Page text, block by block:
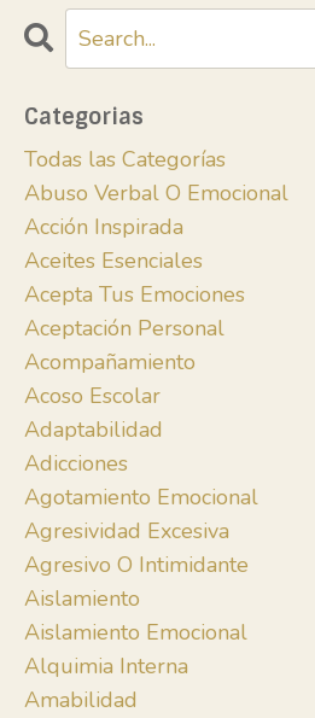
Categorias
Todas las Categorías
Abuso Verbal O Emocional
Acción Inspirada
Aceites Esenciales
Acepta Tus Emociones
Aceptación Personal
Acompañamiento
Acoso Escolar
Adaptabilidad
Adicciones
Agotamiento Emocional
Agresividad Excesiva
Agresivo O Intimidante
Aislamiento
Aislamiento Emocional
Alquimia Interna
Amabilidad